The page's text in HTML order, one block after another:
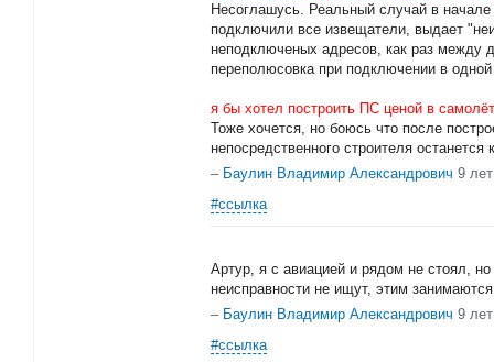
Несоглашусь. Реальный случай в
подключили все извещатели, выдает
неподключеных адресов, как раз
переполюсовка при подключении в
я бы хотел построить ПС ценой в
Тоже хочется, но боюсь что после
непосредственного строителя
– Баулин Владимир Александрович 9
#ссылка
Артур, я с авиацией и рядом не стоял, но
неисправности не ищут, этим
– Баулин Владимир Александрович 9
#ссылка